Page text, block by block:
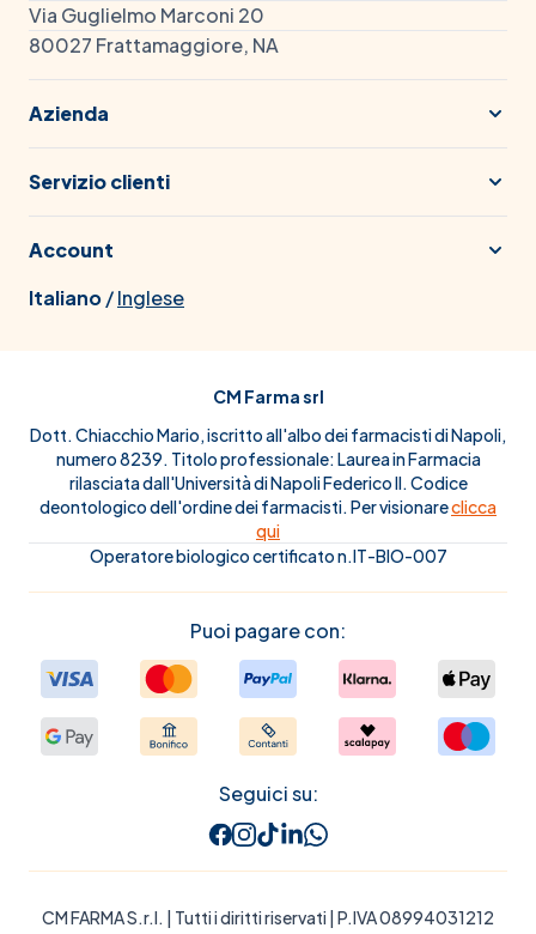
Via Guglielmo Marconi 20
80027 Frattamaggiore, NA
Azienda
Servizio clienti
Account
Italiano/Inglese
CM Farma srl
Dott. Chiacchio Mario, iscritto all'albo dei farmacisti di Napoli,
numero 8239. Titolo professionale: Laurea in Farmacia
rilasciata dall'Università di Napoli Federico II. Codice
deontologico dell'ordine dei farmacisti. Per visionareclicca
qui
Operatore biologico certificato n.IT-BIO-007
Puoi pagare con:
Seguici su:
CM FARMA S.r.l. | Tutti i diritti riservati | P.IVA 08994031212